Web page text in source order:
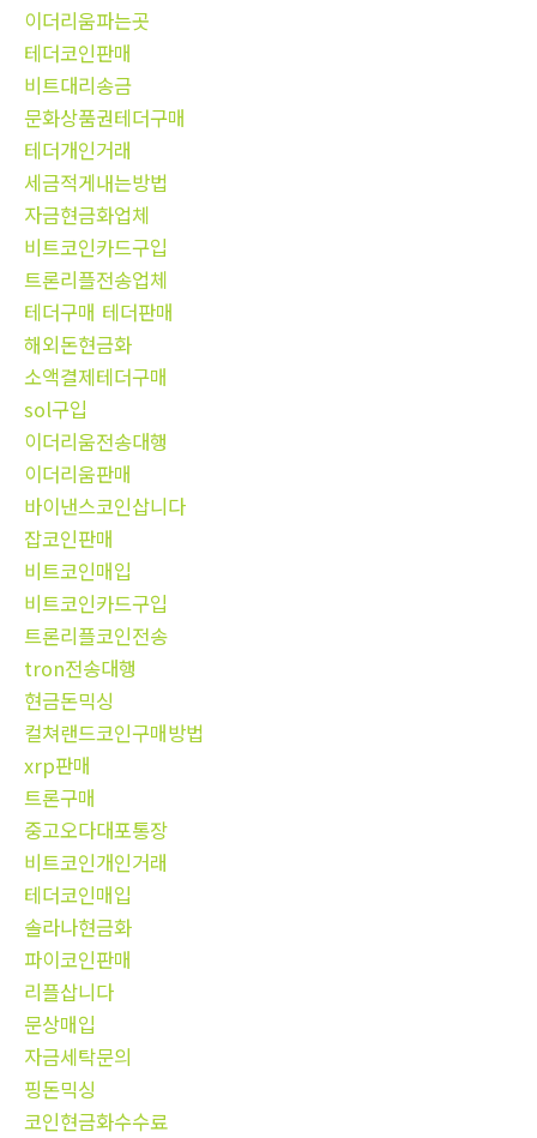
이더리움파는곳
테더코인판매
비트대리송금
문화상품권테더구매
테더개인거래
세금적게내는방법
자금현금화업체
비트코인카드구입
트론리플전송업체
테더구매 테더판매
해외돈현금화
소액결제테더구매
sol구입
이더리움전송대행
이더리움판매
바이낸스코인삽니다
잡코인판매
비트코인매입
비트코인카드구입
트론리플코인전송
tron전송대행
현금돈믹싱
컬쳐랜드코인구매방법
xrp판매
트론구매
중고오다대포통장
비트코인개인거래
테더코인매입
솔라나현금화
파이코인판매
리플삽니다
문상매입
자금세탁문의
핑돈믹싱
코인현금화수수료